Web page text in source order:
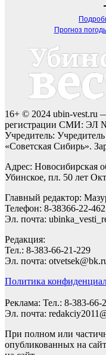
Прогноз
16+ © 2024 ubin-vest.ru
регистрации СМИ: ЭЛ №
Учредитель:
«Советская Сибирь».
Адрес: Новосибирская
Убинское, пл. 50 лет
Главный редактор:
Телефон: 8-38366-22-
Эл. почта:
Редакция:
Тел.: 8-383-66-21-229
Эл. почта:
Политика
Реклама: Тел.: 8-383-66-
Эл. почта:
При полном или
опубликованных на